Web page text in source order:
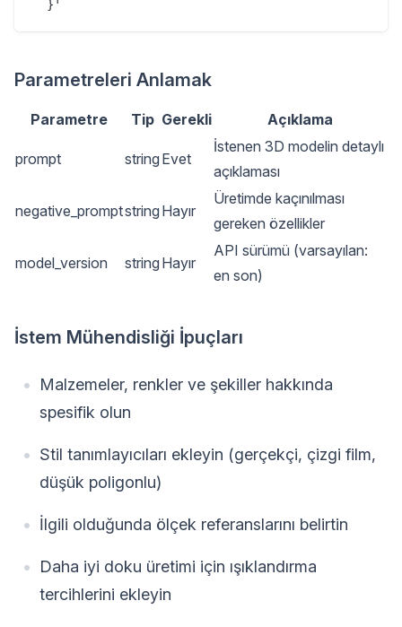
Parametreleri Anlamak
Parametre Tip Gerekli Açıklama
prompt string Evet
İstenen 3D modelin detaylı
açıklaması
negative_promptstring Hayır
Üretimde kaçınılması
gereken özellikler
model_version string Hayır
API sürümü (varsayılan:
en son)
İstem Mühendisliği İpuçları
Malzemeler, renkler ve şekiller hakkında
spesifik olun
Stil tanımlayıcıları ekleyin (gerçekçi, çizgi film,
düşük poligonlu)
İlgili olduğunda ölçek referanslarını belirtin
Daha iyi doku üretimi için ışıklandırma
tercihlerini ekleyin